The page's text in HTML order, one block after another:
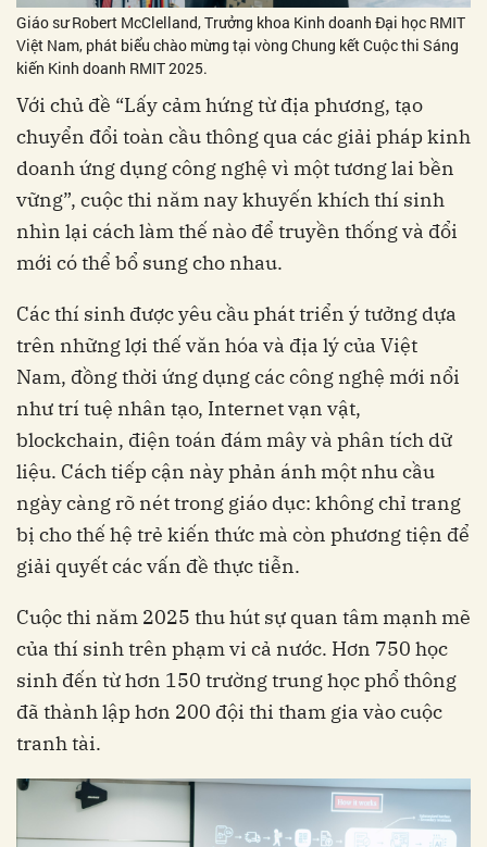
Giáo sư Robert McClelland, Trưởng khoa Kinh doanh Đại học RMIT
Việt Nam, phát biểu chào mừng tại vòng Chung kết Cuộc thi Sáng
kiến Kinh doanh RMIT 2025.
Với chủ đề “Lấy cảm hứng từ địa phương, tạo
chuyển đổi toàn cầu thông qua các giải pháp kinh
doanh ứng dụng công nghệ vì một tương lai bền
vững”, cuộc thi năm nay khuyến khích thí sinh
nhìn lại cách làm thế nào để truyền thống và đổi
mới có thể bổ sung cho nhau.
Các thí sinh được yêu cầu phát triển ý tưởng dựa
trên những lợi thế văn hóa và địa lý của Việt
Nam, đồng thời ứng dụng các công nghệ mới nổi
như trí tuệ nhân tạo, Internet vạn vật,
blockchain, điện toán đám mây và phân tích dữ
liệu. Cách tiếp cận này phản ánh một nhu cầu
ngày càng rõ nét trong giáo dục: không chỉ trang
bị cho thế hệ trẻ kiến thức mà còn phương tiện để
giải quyết các vấn đề thực tiễn.
Cuộc thi năm 2025 thu hút sự quan tâm mạnh mẽ
của thí sinh trên phạm vi cả nước. Hơn 750 học
sinh đến từ hơn 150 trường trung học phổ thông
đã thành lập hơn 200 đội thi tham gia vào cuộc
tranh tài.